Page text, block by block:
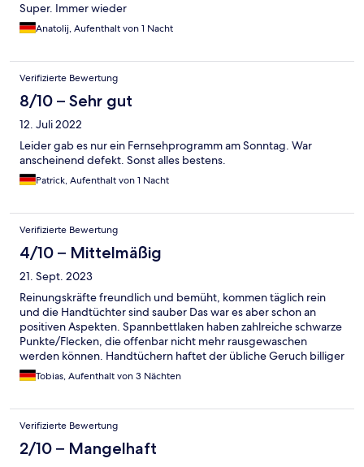
Super. Immer wieder
Anatolij, Aufenthalt von 1 Nacht
Verifizierte Bewertung
8/10 – Sehr gut
12. Juli 2022
Leider gab es nur ein Fernsehprogramm am Sonntag. War
anscheinend defekt. Sonst alles bestens.
Patrick, Aufenthalt von 1 Nacht
Verifizierte Bewertung
4/10 – Mittelmäßig
21. Sept. 2023
Reinungskräfte freundlich und bemüht, kommen täglich rein
und die Handtüchter sind sauber Das war es aber schon an
positiven Aspekten. Spannbettlaken haben zahlreiche schwarze
Punkte/Flecken, die offenbar nicht mehr rausgewaschen
werden können. Handtüchern haftet der übliche Geruch billiger
Großwäschereien an. Aus dem Kleiderschrank drinkt ein
Geruch, als wäre dieser Ewigkeiten nicht geöffnet worden.
hoffentlich niemand je liegen muss. Generell steht die Luft im
Zimmer sehr schnell. Das W-LAN brihct alle paar Minuten ab.
Die Anbindung über öffentliche Verkehrsmittel ist schrecklich.
Es braucht mindestens eine Stunde bis nach München und
Tobias, Aufenthalt von 3 Nächten
Verifizierte Bewertung
2/10 – Mangelhaft